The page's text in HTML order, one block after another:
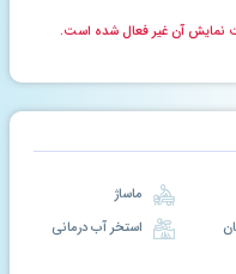
نمایش آن غیر فعال شده است.